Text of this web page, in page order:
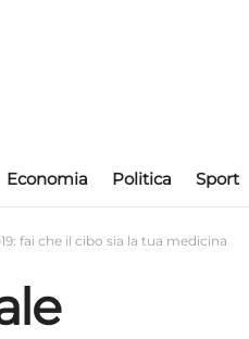
Economia Politica Sport
fai che il cibo sia la tua medicina